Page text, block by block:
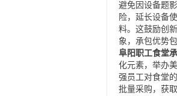
避免因设备题
险，延长设备
料。这鼓励创
象，承包优势
阜阳职工食堂
化元素，举办
强员工对食堂
批量采购，获